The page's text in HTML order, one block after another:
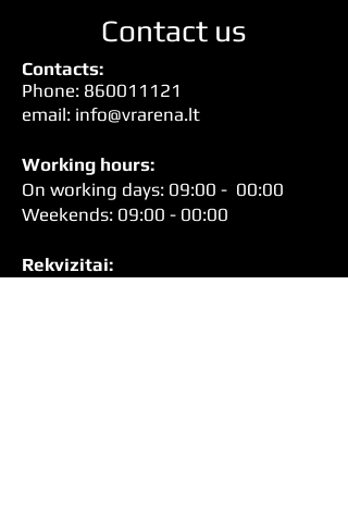
Contact us
Contacts:
Phone: 860011121
email: info@vrarena.lt
Working hours:
On working days: 09:00 - 00:00
Weekends: 09:00 - 00:00
Rekvizitai: